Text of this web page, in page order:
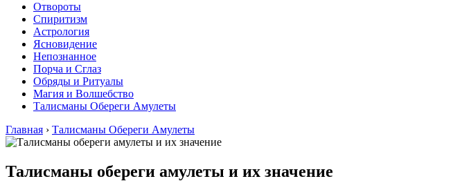
Отвороты
Спиритизм
Астрология
Ясновидение
Непознанное
Порча и Сглаз
Обряды и Ритуалы
Магия и Волшебство
Талисманы Обереги Амулеты
Главная › Талисманы Обереги Амулеты
Талисманы обереги амулеты и их значение